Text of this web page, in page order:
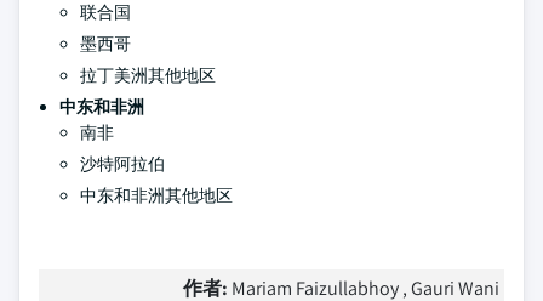
联合国
墨西哥
拉丁美洲其他地区
中东和非洲
南非
沙特阿拉伯
中东和非洲其他地区
作者: Mariam Faizullabhoy , Gauri Wani